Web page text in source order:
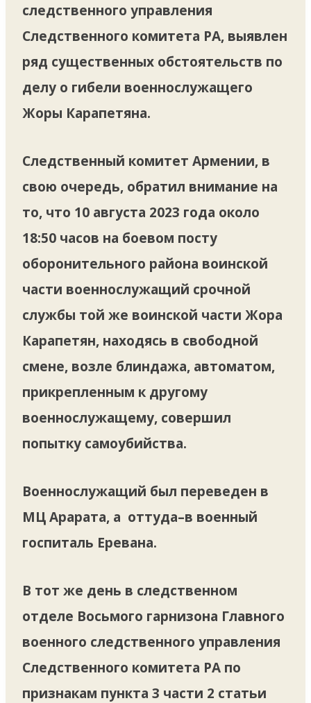
следственного управления
Следственного комитета РА, выявлен
ряд существенных обстоятельств по
делу о гибели военнослужащего
Жоры Карапетяна.
Следственный комитет Армении, в
свою очередь, обратил внимание на
то, что 10 августа 2023 года около
18:50 часов на боевом посту
оборонительного района воинской
части военнослужащий срочной
службы той же воинской части Жора
Карапетян, находясь в свободной
смене, возле блиндажа, автоматом,
прикрепленным к другому
военнослужащему, совершил
попытку самоубийства.
Военнослужащий был переведен в
МЦ Арарата, а оттуда–в военный
госпиталь Еревана.
В тот же день в следственном
отделе Восьмого гарнизона Главного
военного следственного управления
Следственного комитета РА по
признакам пункта 3 части 2 статьи